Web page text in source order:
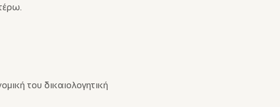
του δικαιολογητική